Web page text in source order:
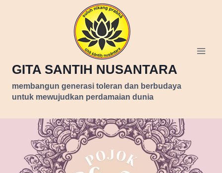
GITA SANTIH NUSANTARA
membangun generasi toleran dan berbudaya
untuk mewujudkan perdamaian dunia